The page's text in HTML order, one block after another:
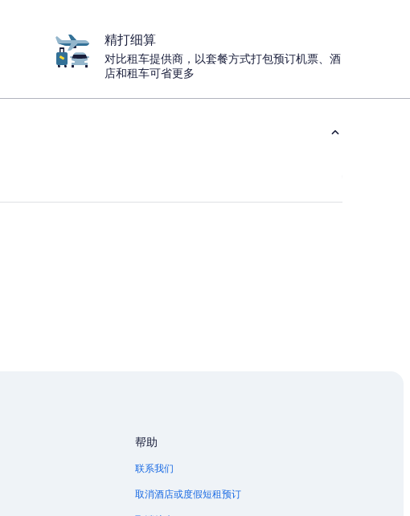
精打细算
对比租车提供商，以套餐方式打包预订机票、酒
店和租车可省更多
帮助
联系我们
取消酒店或度假短租预订